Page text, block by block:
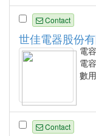
Contact
世佳電器股份
電
電
數
Contact